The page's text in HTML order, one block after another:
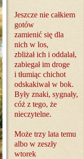
Jeszcze nie całkiem
gotów
zamienić się dla
nich w los,
zbliżał ich i oddalał,
zabiegał im droge
i tłumiąc chichot
odskakiwał w bok.
Były znaki, sygnały,
cóż z tego, że
nieczytelne.
Może trzy lata temu
albo w zeszły
wtorek